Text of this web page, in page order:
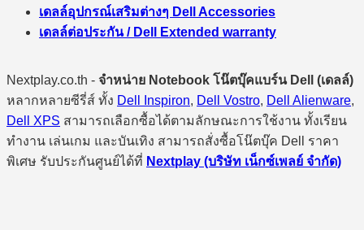
เดลล์อุปกรณ์เสริมต่างๆ Dell Accessories
เดลล์ต่อประกัน / Dell Extended warranty
Nextplay.co.th - จำหน่าย Notebook โน๊ตบุ๊คแบร์น Dell (เดลล์)
หลากหลายซีรี่ส์ ทั้ง Dell Inspiron, Dell Vostro, Dell Alienware,
Dell XPS สามารถเลือกซื้อได้ตามลักษณะการใช้งาน ทั้งเรียน
ทำงาน เล่นเกม และบันเทิง สามารถสั่งซื้อโน๊ตบุ๊ค Dell ราคา
พิเศษ รับประกันศูนย์ได้ที่ Nextplay (บริษัท เน็กซ์เพลย์ จำกัด)